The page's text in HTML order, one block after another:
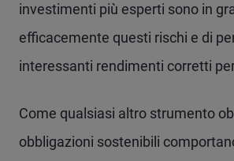
investimenti più esperti sono in
efficacemente questi rischi e di
interessanti rendimenti corretti
Come qualsiasi altro strumento
obbligazioni sostenibili